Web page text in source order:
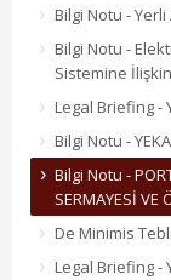
Bilgi Notu - Yerli
Bilgi Notu -
Sistemine
Legal Briefing -
Bilgi Notu -
Bilgi Notu -
SERMAYESİ VE
De Minimis
Legal Briefing -